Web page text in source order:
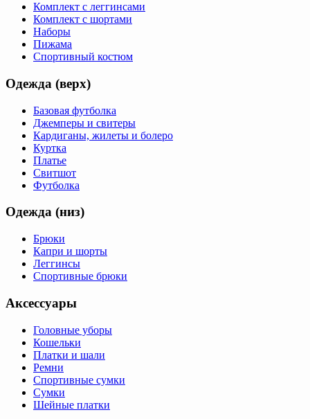
Комплект с леггинсами
Комплект с шортами
Наборы
Пижама
Спортивный костюм
Одежда (верх)
Базовая футболка
Джемперы и свитеры
Кардиганы, жилеты и болеро
Куртка
Платье
Свитшот
Футболка
Одежда (низ)
Брюки
Капри и шорты
Леггинсы
Спортивные брюки
Аксессуары
Головные уборы
Кошельки
Платки и шали
Ремни
Спортивные сумки
Сумки
Шейные платки